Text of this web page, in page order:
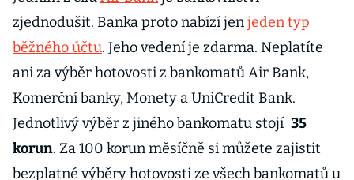
zjednodušit. Banka proto nabízí jenjeden typ
běžného účtu. Jeho vedení je zdarma. Neplatíte
ani za výběr hotovosti z bankomatů Air Bank,
Komerční banky, Monety a UniCredit Bank.
Jednotlivý výběr z jiného bankomatu stojí 35
korun. Za 100 korun měsíčně si můžete zajistit
bezplatné výběry hotovosti ze všech bankomatů u